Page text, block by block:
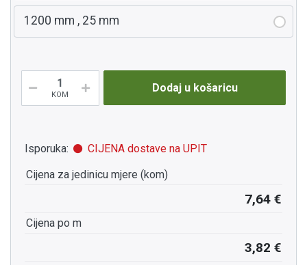
1200 mm , 25 mm
KOM Dodaj u košaricu
Isporuka:
CIJENA dostave na UPIT
Cijena za jedinicu mjere (kom)
7,64 €
Cijena po m
3,82 €